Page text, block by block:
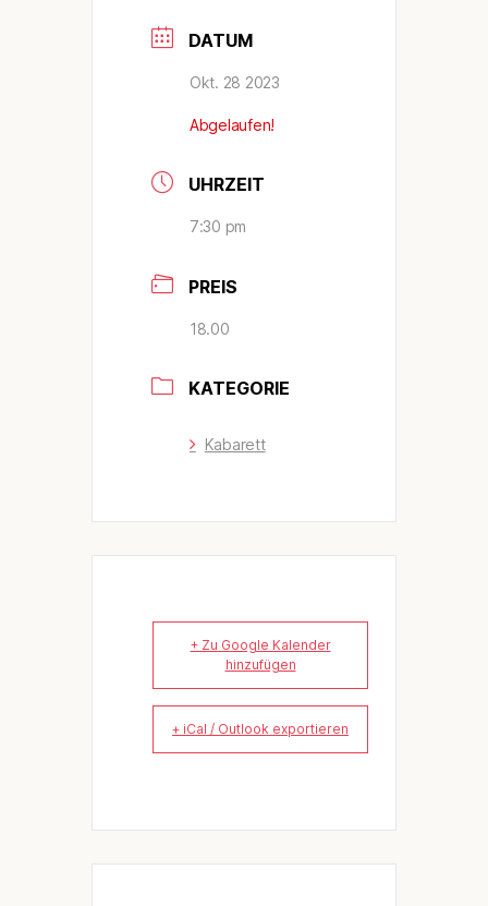
DATUM
Okt. 28 2023
Abgelaufen!
UHRZEIT
7:30 pm
PREIS
18.00
KATEGORIE
Kabarett
+ Zu Google Kalender
hinzufügen
+ iCal / Outlook exportieren